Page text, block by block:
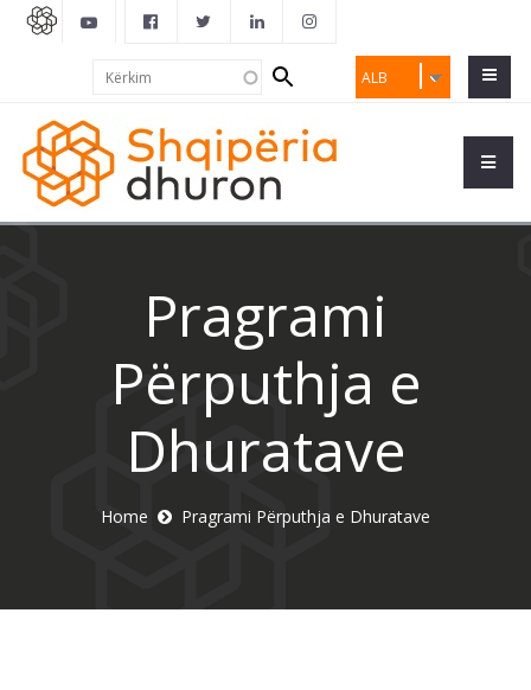
ALB
Search
form
Pragrami
Përputhja e
Dhuratave
Home Pragrami Përputhja e Dhuratave